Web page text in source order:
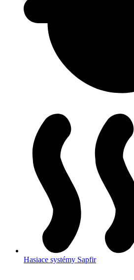
Hasiace systémy Sapfir